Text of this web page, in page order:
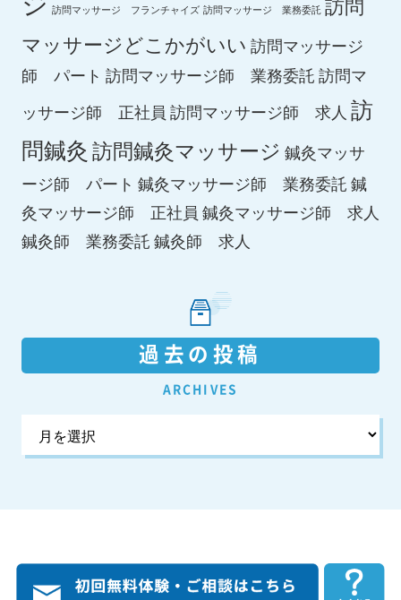
訪問マッサージ フランチャイズ 訪問マッサージ 業務委託
マッサージどこかがいい 訪問マッサージ
師 パート 訪問マッサージ師 業務委託 訪問マ
ッサージ師 正社員 訪問マッサージ師 求人 訪
問鍼灸 訪問鍼灸マッサージ 鍼灸マッサ
ージ師 パート 鍼灸マッサージ師 業務委託 鍼
灸マッサージ師 正社員 鍼灸マッサージ師 求人
鍼灸師 業務委託 鍼灸師 求人
過去の投稿
ARCHIVES